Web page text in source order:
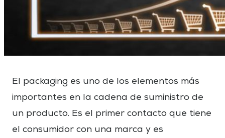
El packaging es uno de los elementos más
importantes en la cadena de suministro de
un producto. Es el primer contacto que tiene
el consumidor con una marca y es